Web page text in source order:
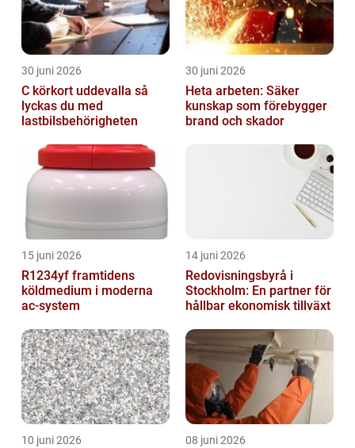
30 juni 2026
C körkort uddevalla så
lyckas du med
lastbilsbehörigheten
30 juni 2026
Heta arbeten: Säker
kunskap som förebygger
brand och skador
15 juni 2026
R1234yf framtidens
köldmedium i moderna
ac-system
14 juni 2026
Redovisningsbyrå i
Stockholm: En partner för
hållbar ekonomisk tillväxt
10 juni 2026 08 juni 2026